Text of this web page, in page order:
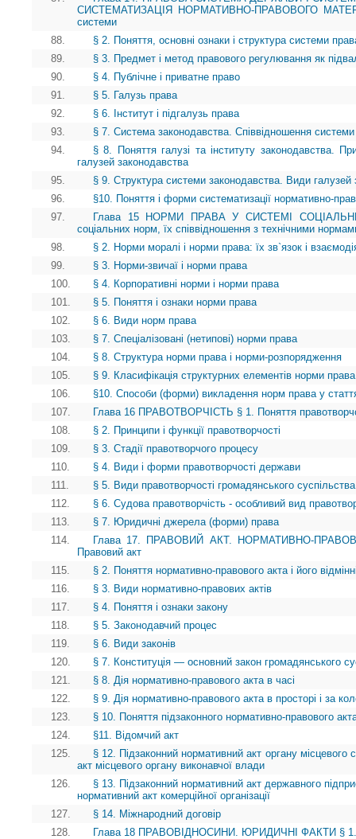
СИСТЕМАТИЗАЦІЯ НОРМАТИВНО-ПРАВОВОГО
системи
88.
§ 2. Поняття, основні ознаки і структура системи
89.
§ 3. Предмет і метод правового регулювання як
90.
§ 4. Публічне і приватне право
91.
§ 5. Галузь права
92.
§ 6. Інститут і підгалузь права
93.
§ 7. Система законодавства. Співвідношення
94.
§ 8. Поняття галузі та інституту законодавства.
галузей законодавства
95.
§ 9. Структура системи законодавства. Види галузей
96.
§10. Поняття і форми систематизації нормативно-
97.
Глава 15 НОРМИ ПРАВА У СИСТЕМІ
соціальних норм, їх співвідношення з технічними
98.
§ 2. Норми моралі і норми права: їх зв`язок і
99.
§ 3. Норми-звичаї і норми права
100.
§ 4. Корпоративні норми і норми права
101.
§ 5. Поняття і ознаки норми права
102.
§ 6. Види норм права
103.
§ 7. Спеціалізовані (нетипові) норми права
104.
§ 8. Структура норми права і норми-розпорядження
105.
§ 9. Класифікація структурних елементів норми
106.
§10. Способи (форми) викладення норм права у
107.
Глава 16 ПРАВОТВОРЧІСТЬ § 1. Поняття
108.
§ 2. Принципи і функції правотворчості
109.
§ 3. Стадії правотворчого процесу
110.
§ 4. Види і форми правотворчості держави
111.
§ 5. Види правотворчості громадянського суспільства
112.
§ 6. Судова правотворчість - особливий вид
113.
§ 7. Юридичні джерела (форми) права
114.
Глава 17. ПРАВОВИЙ АКТ. НОРМАТИВНО-
Правовий акт
115.
§ 2. Поняття нормативно-правового акта і його
116.
§ 3. Види нормативно-правових актів
117.
§ 4. Поняття і ознаки закону
118.
§ 5. Законодавчий процес
119.
§ 6. Види законів
120.
§ 7. Конституція — основний закон громадянського
121.
§ 8. Дія нормативно-правового акта в часі
122.
§ 9. Дія нормативно-правового акта в просторі і за
123.
§ 10. Поняття підзаконного нормативно-правового
124.
§11. Відомчий акт
125.
§ 12. Підзаконний нормативний акт органу
акт місцевого органу виконавчої влади
126.
§ 13. Підзаконний нормативний акт державного
нормативний акт комерційної організації
127.
§ 14. Міжнародний договір
128.
Глава 18 ПРАВОВІДНОСИНИ. ЮРИДИЧНІ ФАКТИ § 1.